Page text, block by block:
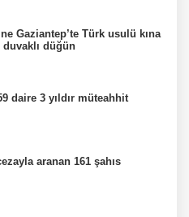
Gaziantep’te Türk usulü kına
düğün
daire 3 yıldır müteahhit
aranan 161 şahıs